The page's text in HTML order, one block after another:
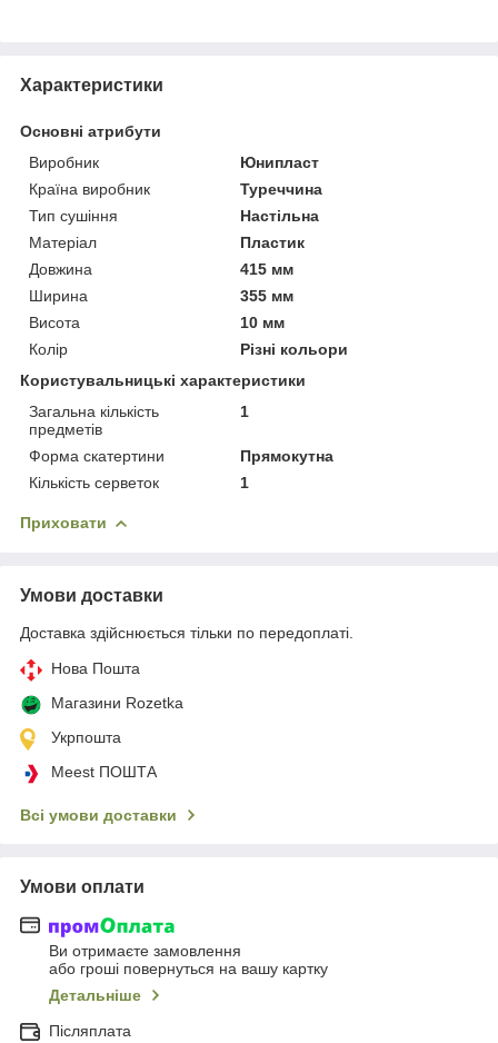
Характеристики
Основні атрибути
Виробник
Юнипласт
Країна виробник
Туреччина
Тип сушіння
Настільна
Матеріал
Пластик
Довжина
415 мм
Ширина
355 мм
Висота
10 мм
Колір
Різні кольори
Користувальницькі характеристики
Загальна кількість
предметів
1
Форма скатертини
Прямокутна
Кількість серветок
1
Приховати
Умови доставки
Доставка здійснюється тільки по передоплаті.
Нова Пошта
Магазини Rozetka
Укрпошта
Meest ПОШТА
Всі умови доставки
Умови оплати
Ви отримаєте замовлення
або гроші повернуться на вашу картку
Детальніше
Післяплата